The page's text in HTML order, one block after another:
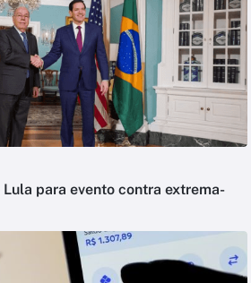
Lula para evento contra extrema-